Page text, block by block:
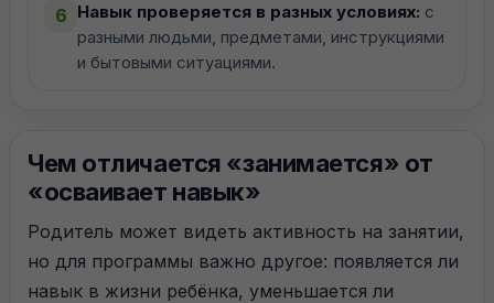
6 Навык проверяется в разных условиях: с
разными людьми, предметами, инструкциями
и бытовыми ситуациями.
Чем отличается «занимается» от
«осваивает навык»
Родитель может видеть активность на занятии,
но для программы важно другое: появляется ли
навык в жизни ребёнка, уменьшается ли